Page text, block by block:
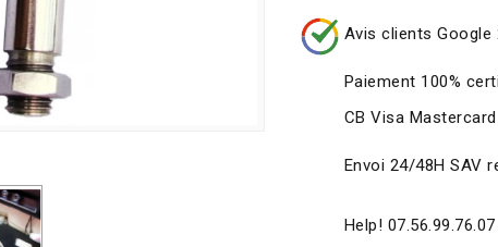
Avis clients
Paiement 100%
CB Visa
Envoi 24/48H SAV
Help!